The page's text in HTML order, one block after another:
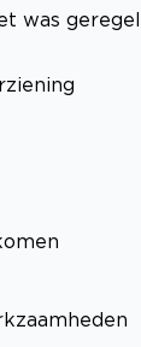
was